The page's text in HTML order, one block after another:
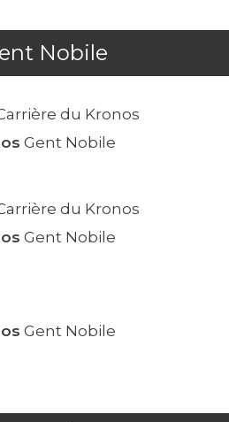
Nobile
Gent Nobile
Gent Nobile
Gent Nobile